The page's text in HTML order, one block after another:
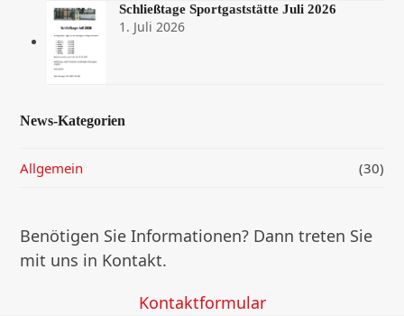
Schließtage Sportgaststätte Juli 2026
1. Juli 2026
News-Kategorien
Allgemein (30)
Benötigen Sie Informationen? Dann treten Sie
mit uns in Kontakt.
Kontaktformular